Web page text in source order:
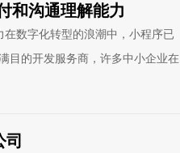
和沟通理解能力
在数字化转型的浪潮中，小程序已
目的开发服务商，许多中小企业在